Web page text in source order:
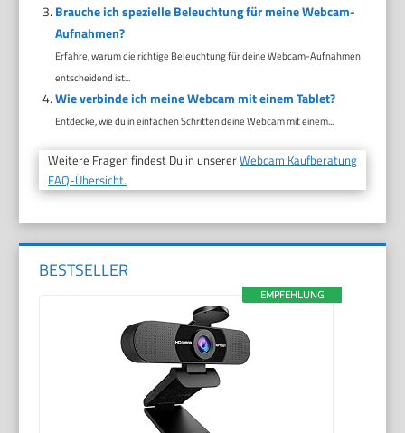
Brauche ich spezielle Beleuchtung für meine Webcam-
Aufnahmen?
Erfahre, warum die richtige Beleuchtung für deine Webcam-Aufnahmen
entscheidend ist...
Wie verbinde ich meine Webcam mit einem Tablet?
Entdecke, wie du in einfachen Schritten deine Webcam mit einem...
Weitere Fragen findest Du in unsererWebcam Kaufberatung
FAQ-Übersicht.
BESTSELLER
EMPFEHLUNG